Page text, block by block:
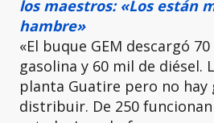
los maestros: «Los están
hambre»
«El buque GEM descargó
gasolina y 60 mil de diésel.
planta Guatire pero no hay
distribuir. De 250